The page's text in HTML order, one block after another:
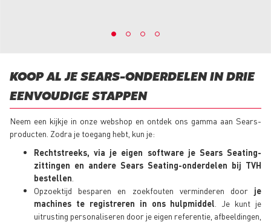
KOOP AL JE SEARS-ONDERDELEN IN DRIE
EENVOUDIGE STAPPEN
Neem een kijkje in onze webshop en ontdek ons gamma aan Sears-
producten. Zodra je toegang hebt, kun je:
Rechtstreeks, via je eigen software je Sears Seating-
zittingen en andere Sears Seating-onderdelen bij TVH
bestellen
Opzoektijd besparen en zoekfouten verminderen door je
machines te registreren in ons hulpmiddel . Je kunt je
uitrusting personaliseren door je eigen referentie, afbeeldingen,